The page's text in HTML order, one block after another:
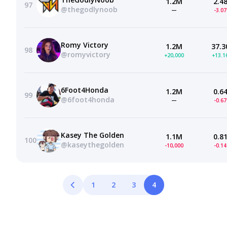
97
@thegodlynoob
— -
98
Romy Victory
@romyvictory
1.2M
+20,000
99
6Foot4Honda
@6foot4honda
1.2M
— -
100
Kasey The Golden
@kaseythegolden
1.1M
-10,000 -
1 2 3 4